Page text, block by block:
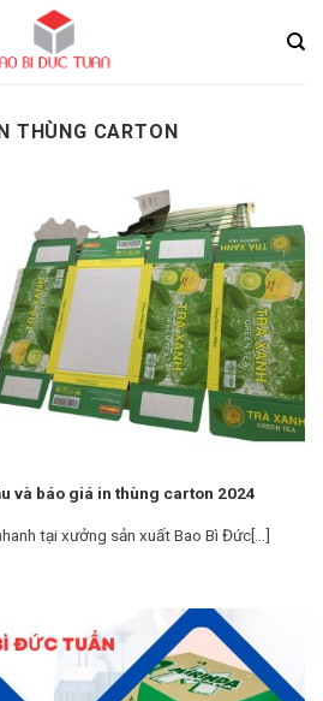
THÙNG CARTON
và báo giá in thùng carton 2024
tại xưởng sản xuất Bao Bì Đức[...]